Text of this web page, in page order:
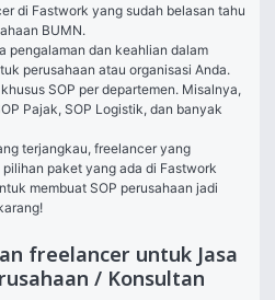
di Fastwork yang sudah belasan tahu
BUMN.
pengalaman dan keahlian dalam
perusahaan atau organisasi Anda.
SOP per departemen. Misalnya,
Pajak, SOP Logistik, dan banyak
terjangkau, freelancer yang
paket yang ada di Fastwork
membuat SOP perusahaan jadi
freelancer untuk Jasa
/ Konsultan